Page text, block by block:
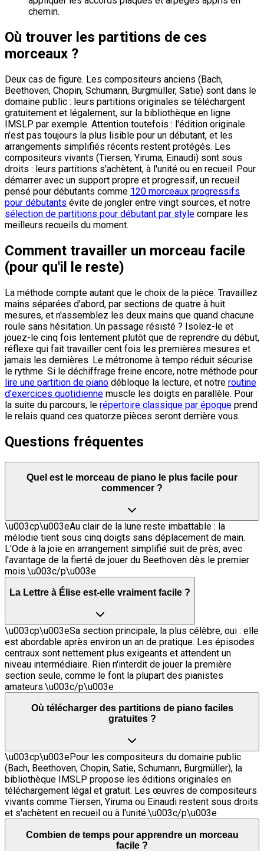
chemin.
Où trouver les partitions de ces
morceaux ?
Deux cas de figure. Les compositeurs anciens (Bach,
Beethoven, Chopin, Schumann, Burgmüller, Satie) sont dans le
domaine public : leurs partitions originales se téléchargent
gratuitement et légalement, sur la bibliothèque en ligne
IMSLP par exemple. Attention toutefois : l'édition originale
n'est pas toujours la plus lisible pour un débutant, et les
arrangements simplifiés récents restent protégés. Les
compositeurs vivants (Tiersen, Yiruma, Einaudi) sont sous
droits : leurs partitions s'achètent, à l'unité ou en recueil. Pour
démarrer avec un support propre et progressif, un recueil
pensé pour débutants comme 120 morceaux progressifs
pour débutants évite de jongler entre vingt sources, et notre
sélection de partitions pour débutant par style compare les
meilleurs recueils du moment.
Comment travailler un morceau facile
(pour qu'il le reste)
La méthode compte autant que le choix de la pièce. Travaillez
mains séparées d'abord, par sections de quatre à huit
mesures, et n'assemblez les deux mains que quand chacune
roule sans hésitation. Un passage résisté ? Isolez-le et
jouez-le cinq fois lentement plutôt que de reprendre du début,
réflexe qui fait travailler cent fois les premières mesures et
jamais les dernières. Le métronome à tempo réduit sécurise
le rythme. Si le déchiffrage freine encore, notre méthode pour
lire une partition de piano débloque la lecture, et notre routine
d'exercices quotidienne muscle les doigts en parallèle. Pour
la suite du parcours, le répertoire classique par époque prend
le relais quand ces quatorze pièces seront derrière vous.
Questions fréquentes
Quel est le morceau de piano le plus facile pour
commencer ?
\u003cp\u003eAu clair de la lune reste imbattable : la
mélodie tient sous cinq doigts sans déplacement de main.
L'Ode à la joie en arrangement simplifié suit de près, avec
l'avantage de la fierté de jouer du Beethoven dès le premier
mois.\u003c/p\u003e
La Lettre à Élise est-elle vraiment facile ?
\u003cp\u003eSa section principale, la plus célèbre, oui : elle
est abordable après environ un an de pratique. Les épisodes
centraux sont nettement plus exigeants et attendent un
niveau intermédiaire. Rien n'interdit de jouer la première
section seule, comme le font la plupart des pianistes
amateurs.\u003c/p\u003e
Où télécharger des partitions de piano faciles
gratuites ?
\u003cp\u003ePour les compositeurs du domaine public
(Bach, Beethoven, Chopin, Satie, Schumann, Burgmüller), la
bibliothèque IMSLP propose les éditions originales en
téléchargement légal et gratuit. Les œuvres de compositeurs
vivants comme Tiersen, Yiruma ou Einaudi restent sous droits
et s'achètent en recueil ou à l'unité.\u003c/p\u003e
Combien de temps pour apprendre un morceau
facile ?